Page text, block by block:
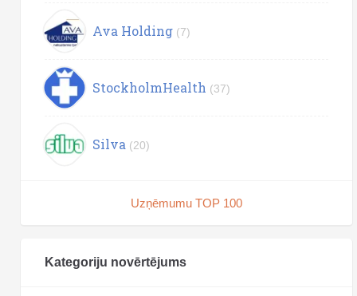
Ava Holding (7)
StockholmHealth (37)
Silva (20)
Uzņēmumu TOP 100
Kategoriju novērtējums